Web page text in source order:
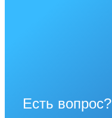
Есть вопрос?